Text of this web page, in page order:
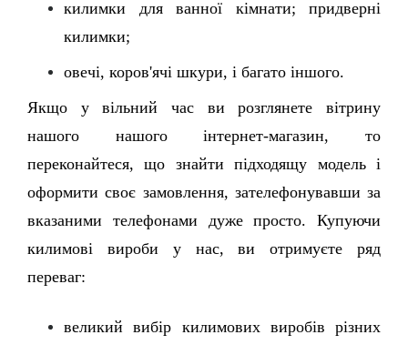
килимки для ванної кімнати; придверні
килимки;
овечі, коров'ячі шкури, і багато іншого.
Якщо у вільний час ви розглянете вітрину
нашого нашого інтернет-магазин, то
переконайтеся, що знайти підходящу модель і
оформити своє замовлення, зателефонувавши за
вказаними телефонами дуже просто. Купуючи
килимові вироби у нас, ви отримуєте ряд
переваг:
великий вибір килимових виробів різних